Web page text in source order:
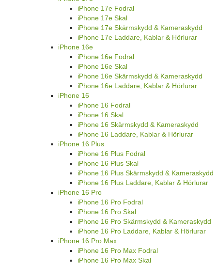
iPhone 17e Fodral
iPhone 17e Skal
iPhone 17e Skärmskydd & Kameraskydd
iPhone 17e Laddare, Kablar & Hörlurar
iPhone 16e
iPhone 16e Fodral
iPhone 16e Skal
iPhone 16e Skärmskydd & Kameraskydd
iPhone 16e Laddare, Kablar & Hörlurar
iPhone 16
iPhone 16 Fodral
iPhone 16 Skal
iPhone 16 Skärmskydd & Kameraskydd
iPhone 16 Laddare, Kablar & Hörlurar
iPhone 16 Plus
iPhone 16 Plus Fodral
iPhone 16 Plus Skal
iPhone 16 Plus Skärmskydd & Kameraskydd
iPhone 16 Plus Laddare, Kablar & Hörlurar
iPhone 16 Pro
iPhone 16 Pro Fodral
iPhone 16 Pro Skal
iPhone 16 Pro Skärmskydd & Kameraskydd
iPhone 16 Pro Laddare, Kablar & Hörlurar
iPhone 16 Pro Max
iPhone 16 Pro Max Fodral
iPhone 16 Pro Max Skal